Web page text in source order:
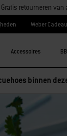
Gratis retourneren van
Weber
Accessoires
koop 3